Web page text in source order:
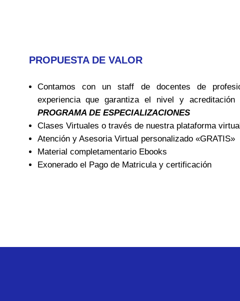
PROPUESTA DE VALOR
Contamos con un staff de docentes de
experiencia que garantiza el nivel y acreditación
PROGRAMA DE ESPECIALIZACIONES
Clases Virtuales o través de nuestra plataforma
Atención y Asesoria Virtual personalizado «GRATIS»
Material completamentario Ebooks
Exonerado el Pago de Matricula y certificación